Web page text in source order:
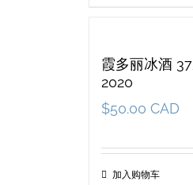
霞多丽冰酒
2020
$50.00 CAD
加入购物车